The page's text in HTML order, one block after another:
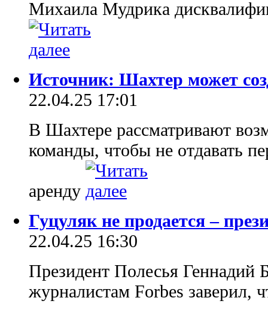
Михаила Мудрика
Источник: Шахтер может
22.04.25 17:01
В Шахтере рассматривают
команды, чтобы не отдавать
аренду
Гуцуляк не продается –
22.04.25 16:30
Президент Полесья Геннадий
журналистам Forbes заверил,